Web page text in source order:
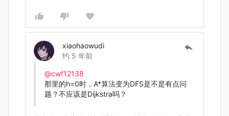
xiaohaowudi
约 5 年前
@cwf12138
那里的h=0时，A*算法变为DFS是不是有点问
题？不应该是Dijkstra吗？